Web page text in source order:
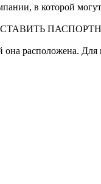
в которой
она расположена.